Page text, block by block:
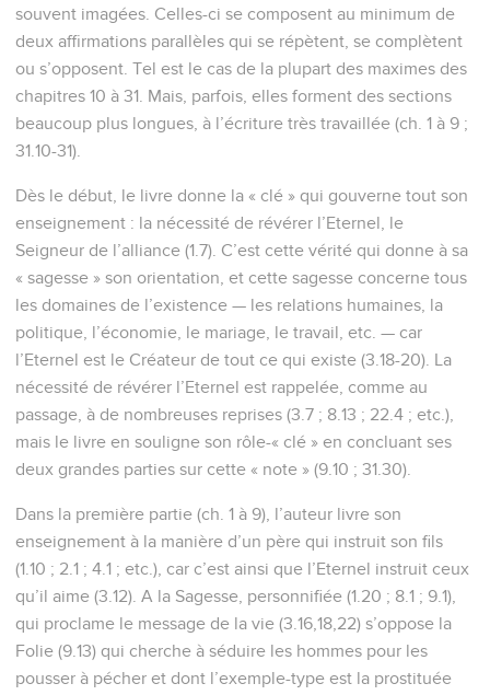
souvent imagées. Celles-ci se composent au minimum de
deux affirmations parallèles qui se répètent, se complètent
ou s’opposent. Tel est le cas de la plupart des maximes des
chapitres 10 à 31. Mais, parfois, elles forment des sections
beaucoup plus longues, à l’écriture très travaillée (ch. 1 à 9 ;
31.10-31).
Dès le début, le livre donne la « clé » qui gouverne tout son
enseignement : la nécessité de révérer l’Eternel, le
Seigneur de l’alliance (1.7). C’est cette vérité qui donne à sa
« sagesse » son orientation, et cette sagesse concerne tous
les domaines de l’existence — les relations humaines, la
politique, l’économie, le mariage, le travail, etc. — car
l’Eternel est le Créateur de tout ce qui existe (3.18-20). La
nécessité de révérer l’Eternel est rappelée, comme au
passage, à de nombreuses reprises (3.7 ; 8.13 ; 22.4 ; etc.),
mais le livre en souligne son rôle-« clé » en concluant ses
deux grandes parties sur cette « note » (9.10 ; 31.30).
Dans la première partie (ch. 1 à 9), l’auteur livre son
enseignement à la manière d’un père qui instruit son fils
(1.10 ; 2.1 ; 4.1 ; etc.), car c’est ainsi que l’Eternel instruit ceux
qu’il aime (3.12). A la Sagesse, personnifiée (1.20 ; 8.1 ; 9.1),
qui proclame le message de la vie (3.16,18,22) s’oppose la
Folie (9.13) qui cherche à séduire les hommes pour les
pousser à pécher et dont l’exemple-type est la prostituée